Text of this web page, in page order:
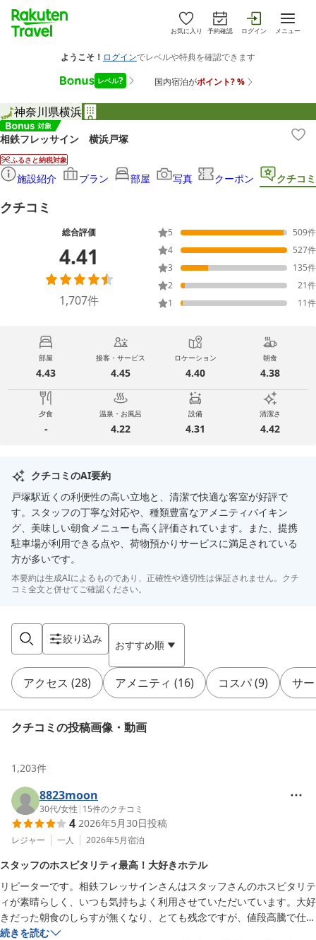
お気に入り 予約確認 ログイン メニュー
神奈川県横浜
相鉄フレッサイン 横浜戸塚
ふるさと納税対象
施設紹介 プラン 部屋 写真 クーポン クチコミ
クチコミ
総合評価
4.41
1,707件
5 509件
4
527件
3
135件
2
21件
1
11件
部屋
4.43
接客・サービス
4.45
ロケーション
4.40
朝食
4.38
夕食
-
温泉・お風呂
4.22
設備
4.31
清潔さ
4.42
クチコミのAI要約
戸塚駅近くの利便性の高い立地と、清潔で快適な客室が好評で
す。スタッフの丁寧な対応や、種類豊富なアメニティバイキン
グ、美味しい朝食メニューも高く評価されています。また、提携
駐車場が利用できる点や、荷物預かりサービスに満足されている
方が多いです。
本要約は生成AIによるものであり、正確性や適切性は保証されません。クチ
コミ全文と併せてご確認ください。
絞り込み おすすめ順
アクセス (28) アメニティ (16) コスパ(9) サ
クチコミの投稿画像・動画
1,203件
8823moon
30代/女性 | 15件のクチコミ
4 2026年5月30日投稿
レジャー 一人 2026年5月宿泊
スタッフのホスピタリティ最高！大好きホテル
リピーターです。相鉄フレッサインさんはスタッフさんのホスピタリテ
ィが素晴らしく、いつも気持ちよく利用させていただいています。大好
きだった朝食のしらすが無くなり、とても残念ですが、値段高騰で仕方
ないですね（涙）個人的にはトツカレーが一押しです！アメニティも充
続きを読む